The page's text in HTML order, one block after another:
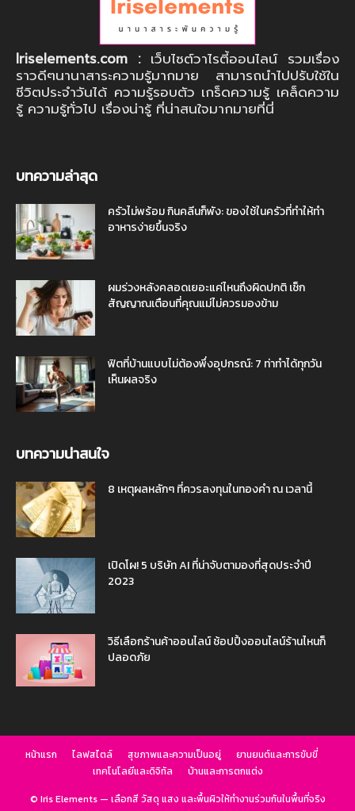
Iriselements.com : เว็บไซต์วาไรตี้ออนไลน์ รวมเรื่อง
ราวดีๆนานาสาระความรู้มากมาย สามารถนำไปปรับใช้ใน
ชีวิตประจำวันได้ ความรู้รอบตัว เกร็ดความรู้ เคล็ดความ
รู้ ความรู้ทั่วไป เรื่องน่ารู้ ที่น่าสนใจมากมายที่นี่
บทความล่าสุด
ครัวไม่พร้อม กินคลีนก็พัง: ของใช้ในครัวที่ทำให้ทำ
อาหารง่ายขึ้นจริง
ผมร่วงหลังคลอดเยอะแค่ไหนถึงผิดปกติ เช็ก
สัญญาณเตือนที่คุณแม่ไม่ควรมองข้าม
ฟิตที่บ้านแบบไม่ต้องพึ่งอุปกรณ์: 7 ท่าทำได้ทุกวัน
เห็นผลจริง
บทความน่าสนใจ
8 เหตุผลหลักๆ ที่ควรลงทุนในทองคำ ณ เวลานี้
เปิดโผ! 5 บริษัท AI ที่น่าจับตามองที่สุดประจำปี
2023
วิธีเลือกร้านค้าออนไลน์ ช้อปปิ้งออนไลน์ร้านไหนก็
ปลอดภัย
หน้าแรก ไลฟสไตล์ สุขภาพและความเป็นอยู่
ยานยนต์และการขับขี่
เทคโนโลยีและดิจิทัล
บ้านและการตกแต่ง
© Iris Elements — เลือกสี วัสดุ แสง และพื้นผิวให้ทำงานร่วมกันในพื้นที่จริง